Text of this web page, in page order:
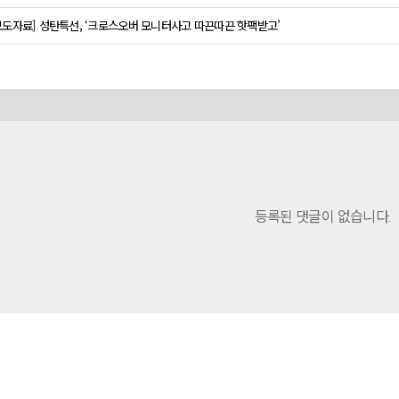
자료] 성탄특선, ‘크로스오버 모니터사고 따끈따끈 핫팩받고’
등록된 댓글이 없습니다.